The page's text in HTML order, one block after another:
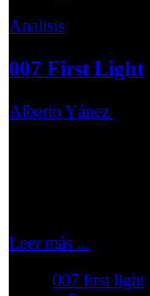
Analisis
007 First Light
Alberto Yánez
Leer más ...
007 first light